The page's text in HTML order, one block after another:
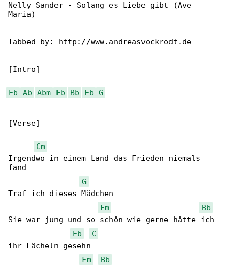
Nelly Sander - Solang es Liebe gibt (Ave
Maria)
Tabbed by: http://www.andreasvockrodt.de
[Intro]
Eb Ab Abm Eb Bb Eb G
[Verse]
Cm
Irgendwo in einem Land das Frieden niemals
fand
G
Traf ich dieses Mädchen
Fm
Bb
Sie war jung und so schön wie gerne hätte ich
Eb
C
ihr Lächeln gesehn
Fm
Bb